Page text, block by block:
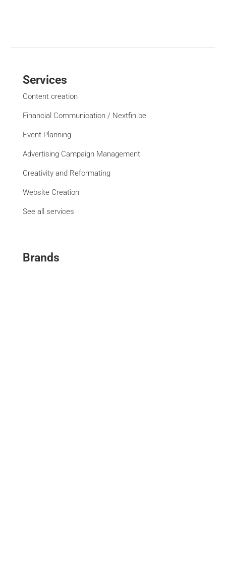
Services
Content creation
Financial Communication / Nextfin.be
Event Planning
Advertising Campaign Management
Creativity and Reformating
Website Creation
See all services
Brands